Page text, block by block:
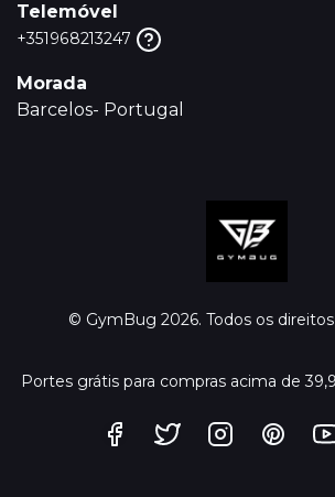
© GymBug 2026. Todos os
Portes grátis para compras acima de
Telemóvel
+351968213247
Morada
Barcelos- Portugal